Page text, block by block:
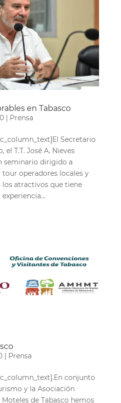
en Tabasco
| Prensa
Secretario
el T.T. José A. Nieves
seminario dirigido a
operadores locales y
atractivos que tiene
| Prensa
conjunto
y la Asociación
de Tabasco hemos